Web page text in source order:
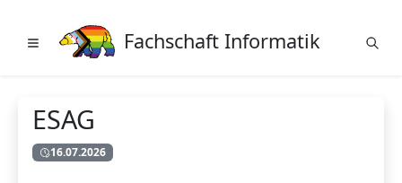
Fachschaft Informatik
ESAG
16.07.2026